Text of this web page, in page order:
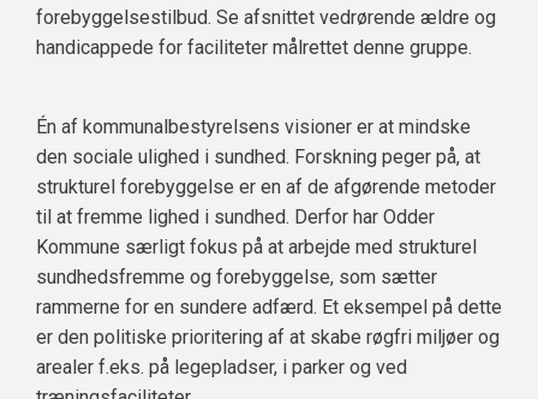
forebyggelsestilbud. Se afsnittet vedrørende ældre og
handicappede for faciliteter målrettet denne gruppe.
Én af kommunalbestyrelsens visioner er at mindske
den sociale ulighed i sundhed. Forskning peger på, at
strukturel forebyggelse er en af de afgørende metoder
til at fremme lighed i sundhed. Derfor har Odder
Kommune særligt fokus på at arbejde med strukturel
sundhedsfremme og forebyggelse, som sætter
rammerne for en sundere adfærd. Et eksempel på dette
er den politiske prioritering af at skabe røgfri miljøer og
arealer f.eks. på legepladser, i parker og ved